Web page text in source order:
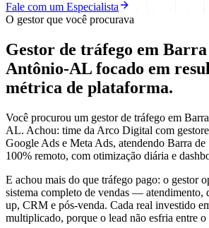
Fale com um Especialista
O gestor que você procurava
Gestor de tráfego em Barra
Antônio-AL focado em
métrica de plataforma.
Você procurou um gestor de tráfego em
AL. Achou: time da Arco Digital com
Google Ads e Meta Ads, atendendo Barra
100% remoto, com otimização diária e
E achou mais do que tráfego pago: o gestor
sistema completo de vendas —
up, CRM e pós-venda. Cada real investido
multiplicado, porque o lead não esfria entre